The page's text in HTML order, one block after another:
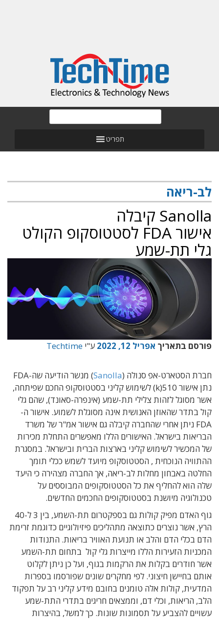
תפריט
לב-ריאה
Sanolla קיבלה
אישור FDA לסטטוסקופ הקולט
גלי תת-שמע
פורסם בתאריך אפריל 12, 2022 ע"י Techtime
חברת הסטארט-אפ סנולה (Sanolla
) מנשר הודיעה שה-FDA
נתן אישור 510(k) לשימוש קליני בסטטוסקופ החכם שפיתחה,
אשר מסוגל לזהות צלילי תת-שמע (אינפרה-סאונד), שהם גלי
קול בתדר שהאוזן האנושית אינה מסוגלת לשמוע. אישור ה-
FDA ניתן אחרי שהחברה קיבלה גם אישור אמ"ר של משרד
הבריאות בישראל. האישורים הללו מאפשרים התחלת מכירות
של המכשיר לשימוש קליני בארצות הברית ובישראל. במסגרת
ההתוויה הנוכחית , הסטטוסקופ מיועד לשמש ככלי תומך
החלטה באבחון מחלות לב-ריאה, אך החברה מצהירה כי היעד
שלה הוא להחליף את כל הסטטוסקופים המבוססים על
טכנולוגיה מיושנת בסטטוסקופים החכמים החדשים.
גוף האדם מפיק קולות גם בספקטרום תת-השמע, בין 3 ל-40
הרץ, אשר נוצרים כתוצאה מתהליכים פיזיולוגיים כדוגמת זרימת
הדם בכלי הדם והלב או תנועת האוויר בריאות. התנודות
המכניות הזעירות הללו מייצרות גלי קול בתחום תת-השמע
אשר חודרים בקלות את הרקמות בגוף, ועל כן ניתן לקלוט
אותם בחיישן חיצוני. לפי מחקרים שונים שפורסמו בספרות
המדעית, קולות אלה טומנים בחובם מידע קליני רב על תפקוד
הלב, הריאות, וכלי דם, וממצאים חריגים בתדרי התת-שמע
עשויים להצביע על תסמונות שונות. כך למשל, בהיצרות